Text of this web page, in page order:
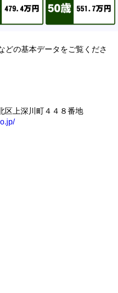
どの基本データをご覧くださ
区上深川町４４８番地